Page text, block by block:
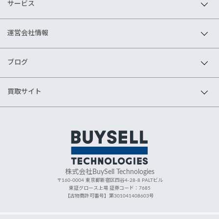
サービス
運営会社情報
ブログ
買取サイト
株式会社BuySell Technologies
〒160-0004 東京都新宿区四谷4-28-8 PALTビル
東証グロース上場 証券コード：7685
【古物商許可番号】第301041408603号